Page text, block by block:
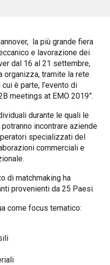
la più grande fiera
e lavorazione dei
dal 16 al 21 settembre,
organizza, tramite la rete
è parte, l’evento di
meetings at EMO 2019”.
durante le quali le
incontrare aziende
specializzati del
commerciali e
di matchmaking ha
provenienti da 25 Paesi.
come focus tematico: